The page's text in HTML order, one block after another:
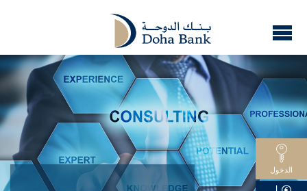
الدخول